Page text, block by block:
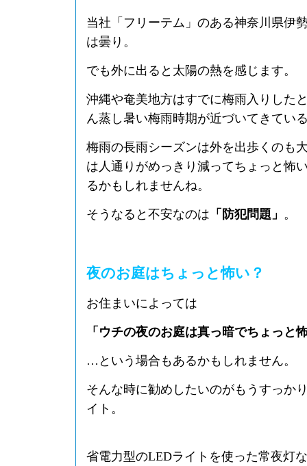
当社「フリーテム」のある神奈川県伊
は曇り。
でも外に出ると太陽の熱を感じます。
沖縄や奄美地方はすでに梅雨入りした
ん蒸し暑い梅雨時期が近づいてきてい
梅雨の長雨シーズンは外を出歩くのも
は人通りがめっきり減ってちょっと怖
るかもしれませんね。
そうなると不安なのは 「防犯問題」 。
夜のお庭はちょっと怖い？
お住まいによっては
「ウチの夜のお庭は真っ暗でちょっと
…という場合もあるかもしれません。
そんな時に勧めしたいのがもうすっか
イト。
省電力型のLEDライトを使った常夜灯